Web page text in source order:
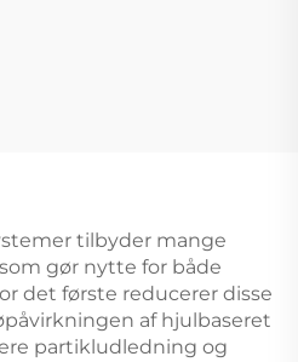
tilbyder mange
gør nytte for både
det første reducerer disse
af hjulbaseret
partikludledning og